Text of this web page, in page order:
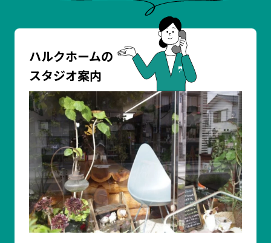
ハルクホームの
スタジオ案内